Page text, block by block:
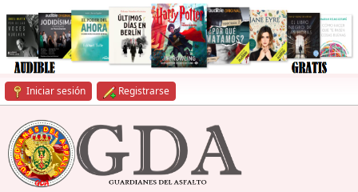
Iniciar sesión Registrarse